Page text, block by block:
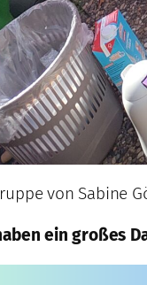
von Sabine
ein großes